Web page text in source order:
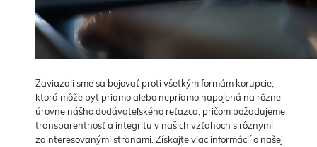
Zaviazali sme sa bojovať proti všetkým formám korupcie,
ktorá môže byť priamo alebo nepriamo napojená na rôzne
úrovne nášho dodávateľského reťazca, pričom požadujeme
transparentnosť a integritu v našich vzťahoch s rôznymi
zainteresovanými stranami. Získajte viac informácií o našej